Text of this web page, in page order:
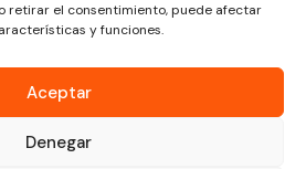
retirar el consentimiento, puede afectar
y funciones.
Aceptar
Denegar
– NextGenerationEU. Sin embargo,
necesariamente los de la Unión Europea o
la Unión Europea ni la Comisión Europea
responsables de las mismas»